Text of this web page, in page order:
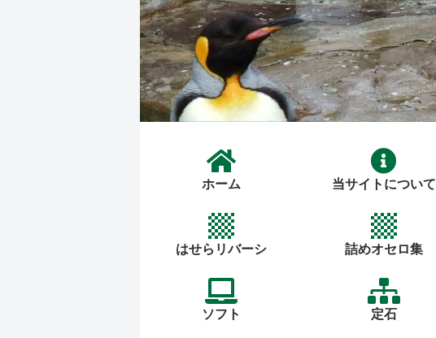
ホーム 当サイトについて
はせらリバーシ 詰めオセロ集
ソフト 定石